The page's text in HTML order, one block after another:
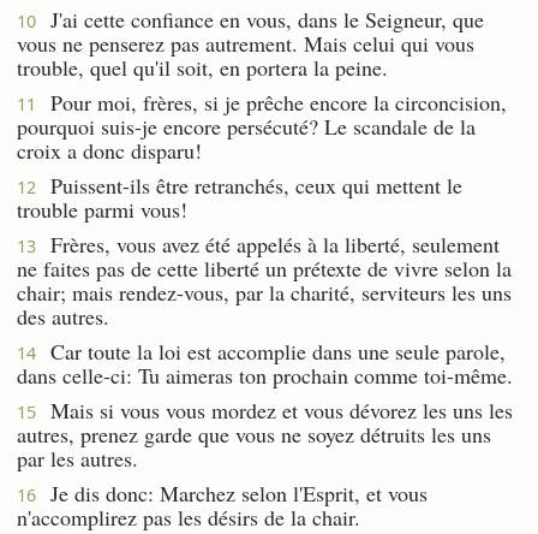
10
J'ai cette confiance en vous, dans le Seigneur, que
vous ne penserez pas autrement. Mais celui qui vous
trouble, quel qu'il soit, en portera la peine.
11
Pour moi, frères, si je prêche encore la circoncision,
pourquoi suis-je encore persécuté? Le scandale de la
croix a donc disparu!
12
Puissent-ils être retranchés, ceux qui mettent le
trouble parmi vous!
13
Frères, vous avez été appelés à la liberté, seulement
ne faites pas de cette liberté un prétexte de vivre selon la
chair; mais rendez-vous, par la charité, serviteurs les uns
des autres.
14
Car toute la loi est accomplie dans une seule parole,
dans celle-ci: Tu aimeras ton prochain comme toi-même.
15
Mais si vous vous mordez et vous dévorez les uns les
autres, prenez garde que vous ne soyez détruits les uns
par les autres.
16
Je dis donc: Marchez selon l'Esprit, et vous
n'accomplirez pas les désirs de la chair.